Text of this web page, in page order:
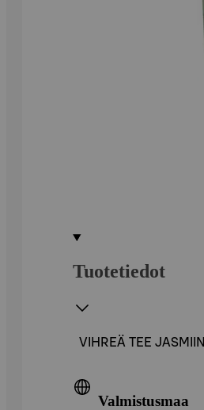
Tuotetiedot
VIHREÄ TEE JASMIINI
Valmistusmaa